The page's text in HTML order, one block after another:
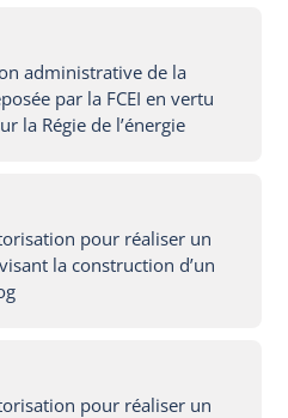
administrative de la
par la FCEI en vertu
la Régie de l’énergie
pour réaliser un
la construction d’un
pour réaliser un